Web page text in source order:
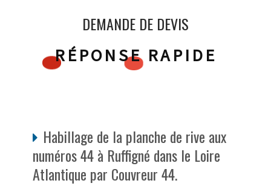
DEMANDE DE DEVIS
RÉPONSE RAPIDE
Habillage de la planche de rive aux
numéros 44 à Ruffigné dans le Loire
Atlantique par Couvreur 44.